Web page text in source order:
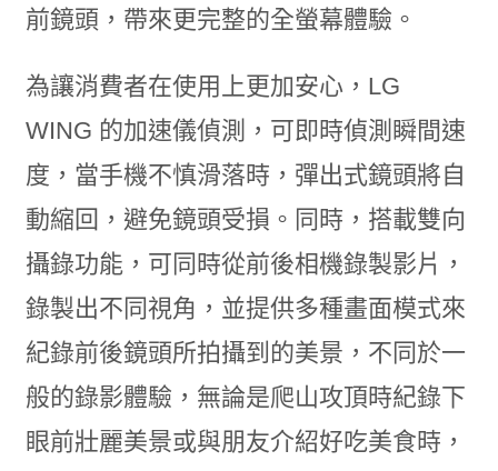
前鏡頭，帶來更完整的全螢幕體驗。
為讓消費者在使用上更加安心，LG
WING 的加速儀偵測，可即時偵測瞬間速
度，當手機不慎滑落時，彈出式鏡頭將自
動縮回，避免鏡頭受損。同時，搭載雙向
攝錄功能，可同時從前後相機錄製影片，
錄製出不同視角，並提供多種畫面模式來
紀錄前後鏡頭所拍攝到的美景，不同於一
般的錄影體驗，無論是爬山攻頂時紀錄下
眼前壯麗美景或與朋友介紹好吃美食時，